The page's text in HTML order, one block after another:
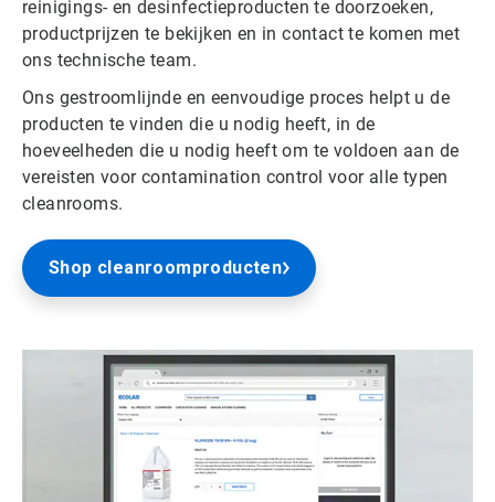
reinigings- en desinfectieproducten te doorzoeken,
productprijzen te bekijken en in contact te komen met
ons technische team.
Ons gestroomlijnde en eenvoudige proces helpt u de
producten te vinden die u nodig heeft, in de
hoeveelheden die u nodig heeft om te voldoen aan de
vereisten voor contamination control voor alle typen
cleanrooms.
Shop cleanroomproducten